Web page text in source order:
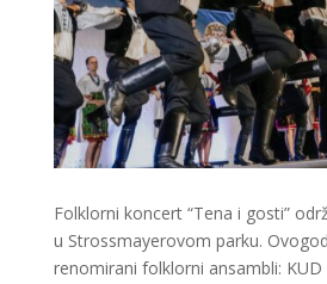
Folklorni koncert “Tena i gosti”
u Strossmayerovom parku.
renomirani folklorni ansambli: KUD